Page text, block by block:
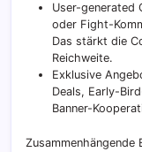
User-generated
oder Fight-
Das stärkt die
Reichweite.
Exklusive
Deals, Early-
Banner-